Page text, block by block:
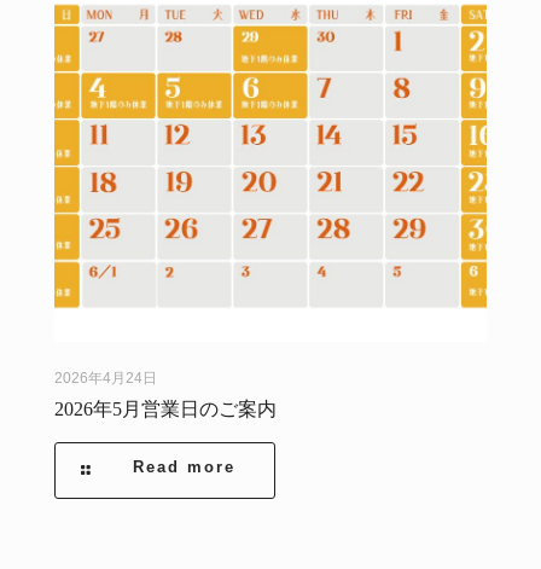
2026年4月24日
2026年5月営業日のご案内
Read more